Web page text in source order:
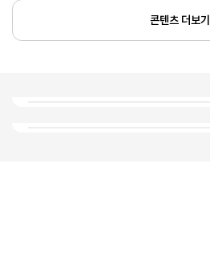
콘텐츠 더보기